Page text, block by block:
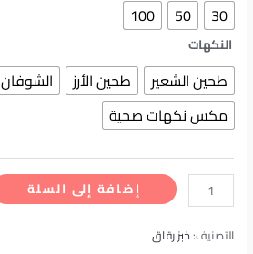
30
50
100
النكهات
طحين الشعير طحين الأرز الشوفان
مكس نكهات صحية
كمية
خبز
رقاق
إضافة إلى السلة
التصنيف:خبز رقاق